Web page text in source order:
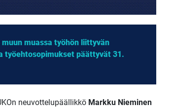
muassa työhön liittyvän
työehtosopimukset päättyvät 31.
neuvottelupäällikkö Markku Nieminen